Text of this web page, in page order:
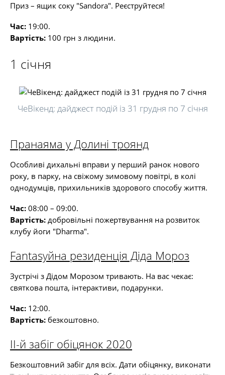
Приз – ящик соку "Sandora". Реєструйтеся!
Час: 19:00.
Вартість: 100 грн з людини.
1 січня
ЧеВікенд: дайджест подій із 31 грудня по 7 січня
Пранаяма у Долині троянд
Особливі дихальні вправи у перший ранок нового
року, в парку, на свіжому зимовому повітрі, в колі
однодумців, прихильників здорового способу життя.
Час: 08:00 – 09:00.
Вартість: добровільні пожертвування на розвиток
клубу йоги "Dharma".
Fantasyйна резиденція Діда Мороз
Зустрічі з Дідом Морозом тривають. На вас чекає:
святкова пошта, інтерактиви, подарунки.
Час: 12:00.
Вартість: безкоштовно.
ІІ-й забіг обіцянок 2020
Безкоштовний забіг для всіх. Дати обіцянку, виконати